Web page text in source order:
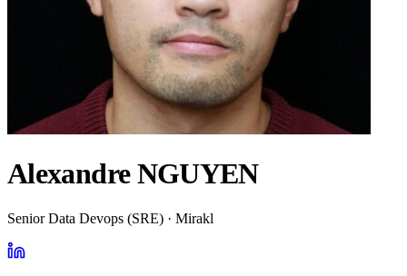
Alexandre NGUYEN
Senior Data Devops (SRE) · Mirakl